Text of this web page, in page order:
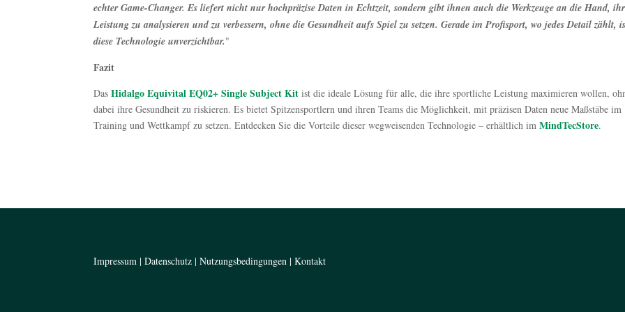
echter Game-Changer. Es liefert nicht nur hochpräzise Daten in Echtzeit, sondern gibt ihnen auch die Werkzeuge an die Hand,
Leistung zu analysieren und zu verbessern, ohne die Gesundheit aufs Spiel zu setzen. Gerade im Profisport, wo jedes Detail zählt,
diese Technologie unverzichtbar."
Fazit
DasHidalgo Equivital EQ02+ Single Subject Kit ist die ideale Lösung für alle, die ihre sportliche Leistung maximieren wollen,
dabei ihre Gesundheit zu riskieren. Es bietet Spitzensportlern und ihren Teams die Möglichkeit, mit präzisen Daten neue Maßstäbe im
Training und Wettkampf zu setzen. Entdecken Sie die Vorteile dieser wegweisenden Technologie – erhältlich imMindTecStore.
Impressum |Datenschutz |Nutzungsbedingungen |Kontakt